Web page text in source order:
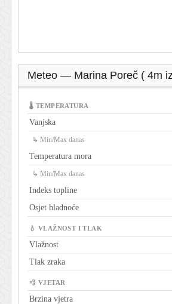
Meteo — Marina Poreč ( 4m
🌡 TEMPERATURA
Vanjska
↳ Min/Max danas
Temperatura mora
↳ Min/Max danas
Indeks topline
Osjet hladnoće
💧 VLAŽNOST I TLAK
Vlažnost
Tlak zraka
💨 VJETAR
Brzina vjetra